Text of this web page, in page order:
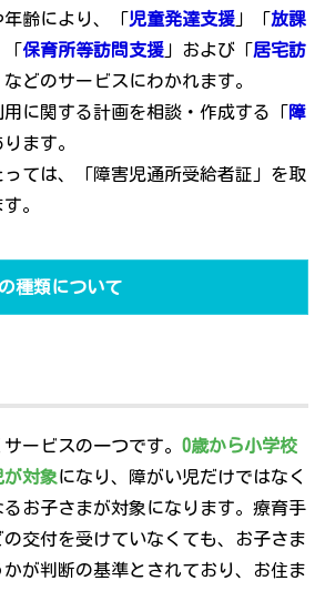
齢により、「児童発達支援 」「放課
「保育所等訪問支援 」および「居宅訪
などのサービスにわかれます。
に関する計画を相談・作成する「障
ります。
ては、「障害児通所受給者証」を取
。
種類について
ービスの一つです。 0歳から小学校
が対象になり、障がい児だけではなく
お子さまが対象になります。療育手
交付を受けていなくても、お子さま
が判断の基準とされており、お住ま